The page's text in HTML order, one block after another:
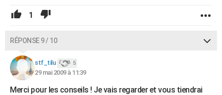
1
RÉPONSE 9 / 10
stf_tilu 5
29 mai 2009 à 11:39
Merci pour les conseils ! Je vais regarder et vous tiendrai